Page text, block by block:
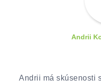
Andrii
Andrii má skúsenosti